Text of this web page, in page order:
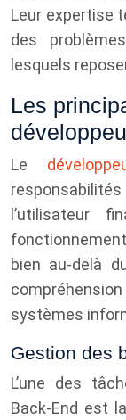
Leur expertise
des
lesquels
Les
Le
responsabilités
l’utilisateur
bien au-delà
systèmes
Gestion des
L’une des
Back-End est